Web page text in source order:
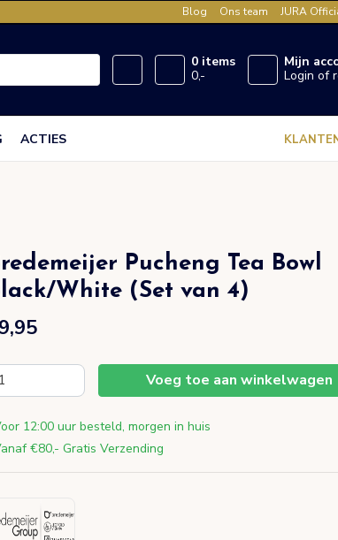
Blog Ons team JURA
0 items
0,-
Mijn
Login of
ACTIES
Pucheng Tea Bowl
White (Set van 4)
Voeg toe aan winkelwagen
12:00 uur besteld, morgen in huis
€80,- Gratis Verzending